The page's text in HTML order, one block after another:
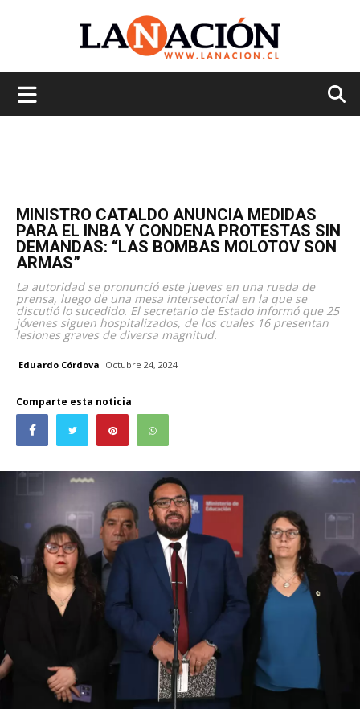
MINISTRO CATALDO ANUNCIA MEDIDAS
PARA EL INBA Y CONDENA PROTESTAS SIN
DEMANDAS: “LAS BOMBAS MOLOTOV SON
ARMAS”
La autoridad se pronunció este jueves en una rueda de
prensa, luego de una mesa intersectorial en la que se
discutió lo sucedido. El secretario de Estado informó que 25
jóvenes siguen hospitalizados, de los cuales 16 presentan
lesiones graves de diversa magnitud.
Eduardo Córdova Octubre 24, 2024
Comparte esta noticia